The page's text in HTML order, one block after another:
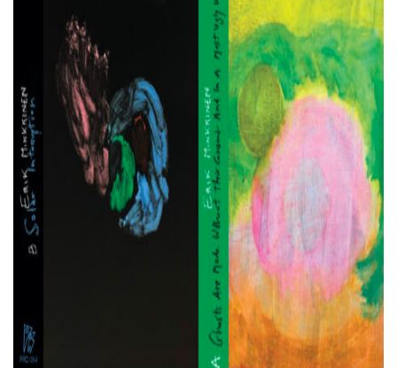
OUVRÉ
BOOKING